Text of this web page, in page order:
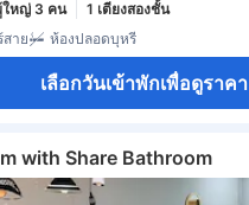
ใหญ่ 3 คน
1 เตียงสองชั้น
สาย
ห้องปลอดบุหรี่
เลือกวันเข้าพักเพื่อดูราคา
with Share Bathroom